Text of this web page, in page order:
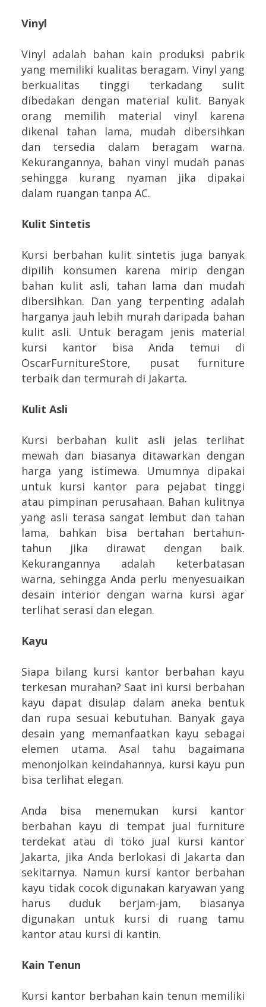
Vinyl
Vinyl adalah bahan kain produksi pabrik
yang memiliki kualitas beragam. Vinyl yang
berkualitas tinggi terkadang sulit
dibedakan dengan material kulit. Banyak
orang memilih material vinyl karena
dikenal tahan lama, mudah dibersihkan
dan tersedia dalam beragam warna.
Kekurangannya, bahan vinyl mudah panas
sehingga kurang nyaman jika dipakai
dalam ruangan tanpa AC.
Kulit Sintetis
Kursi berbahan kulit sintetis juga banyak
dipilih konsumen karena mirip dengan
bahan kulit asli, tahan lama dan mudah
dibersihkan. Dan yang terpenting adalah
harganya jauh lebih murah daripada bahan
kulit asli. Untuk beragam jenis material
kursi kantor bisa Anda temui di
OscarFurnitureStore, pusat furniture
terbaik dan termurah di Jakarta.
Kulit Asli
Kursi berbahan kulit asli jelas terlihat
mewah dan biasanya ditawarkan dengan
harga yang istimewa. Umumnya dipakai
untuk kursi kantor para pejabat tinggi
atau pimpinan perusahaan. Bahan kulitnya
yang asli terasa sangat lembut dan tahan
lama, bahkan bisa bertahan bertahun-
tahun jika dirawat dengan baik.
Kekurangannya adalah keterbatasan
warna, sehingga Anda perlu menyesuaikan
desain interior dengan warna kursi agar
terlihat serasi dan elegan.
Kayu
Siapa bilang kursi kantor berbahan kayu
terkesan murahan? Saat ini kursi berbahan
kayu dapat disulap dalam aneka bentuk
dan rupa sesuai kebutuhan. Banyak gaya
desain yang memanfaatkan kayu sebagai
elemen utama. Asal tahu bagaimana
menonjolkan keindahannya, kursi kayu pun
bisa terlihat elegan.
Anda bisa menemukan kursi kantor
berbahan kayu di tempat jual furniture
terdekat atau di toko jual kursi kantor
Jakarta, jika Anda berlokasi di Jakarta dan
sekitarnya. Namun kursi kantor berbahan
kayu tidak cocok digunakan karyawan yang
harus duduk berjam-jam, biasanya
digunakan untuk kursi di ruang tamu
kantor atau kursi di kantin.
Kain Tenun
Kursi kantor berbahan kain tenun memiliki